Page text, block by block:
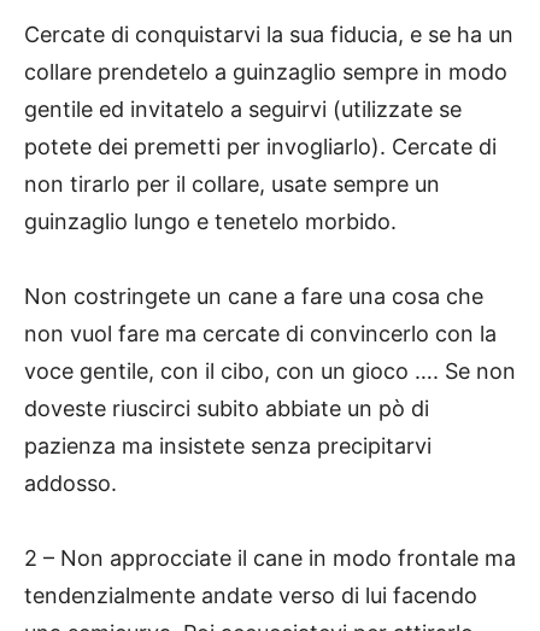
Cercate di conquistarvi la sua fiducia, e se ha un
collare prendetelo a guinzaglio sempre in modo
gentile ed invitatelo a seguirvi (utilizzate se
potete dei premetti per invogliarlo). Cercate di
non tirarlo per il collare, usate sempre un
guinzaglio lungo e tenetelo morbido.
Non costringete un cane a fare una cosa che
non vuol fare ma cercate di convincerlo con la
voce gentile, con il cibo, con un gioco …. Se non
doveste riuscirci subito abbiate un pò di
pazienza ma insistete senza precipitarvi
addosso.
2 – Non approcciate il cane in modo frontale ma
tendenzialmente andate verso di lui facendo